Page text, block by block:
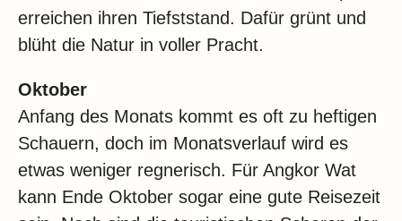
erreichen ihren Tiefststand. Dafür grünt und
blüht die Natur in voller Pracht.
Oktober
Anfang des Monats kommt es oft zu heftigen
Schauern, doch im Monatsverlauf wird es
etwas weniger regnerisch. Für Angkor Wat
kann Ende Oktober sogar eine gute Reisezeit